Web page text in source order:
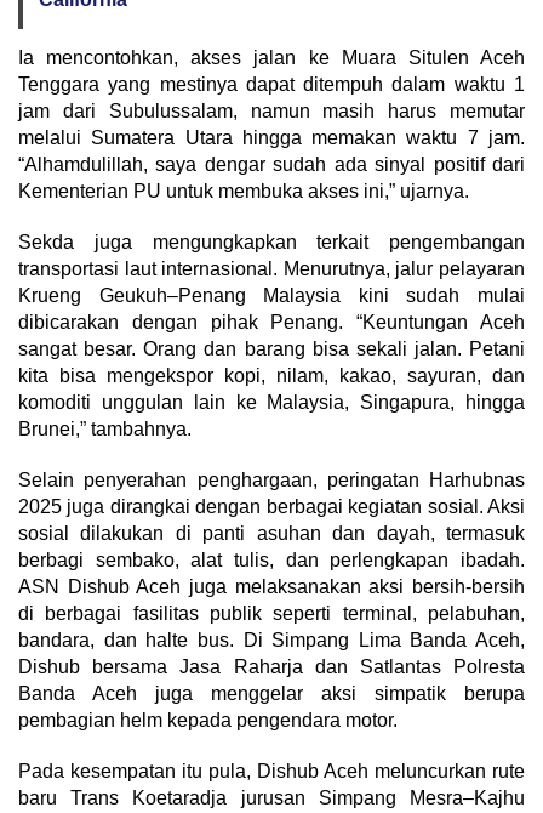
Ia mencontohkan, akses jalan ke Muara Situlen Aceh
Tenggara yang mestinya dapat ditempuh dalam waktu 1
jam dari Subulussalam, namun masih harus memutar
melalui Sumatera Utara hingga memakan waktu 7 jam.
“Alhamdulillah, saya dengar sudah ada sinyal positif dari
Kementerian PU untuk membuka akses ini,” ujarnya.
Sekda juga mengungkapkan terkait pengembangan
transportasi laut internasional. Menurutnya, jalur pelayaran
Krueng Geukuh–Penang Malaysia kini sudah mulai
dibicarakan dengan pihak Penang. “Keuntungan Aceh
sangat besar. Orang dan barang bisa sekali jalan. Petani
kita bisa mengekspor kopi, nilam, kakao, sayuran, dan
komoditi unggulan lain ke Malaysia, Singapura, hingga
Brunei,” tambahnya.
Selain penyerahan penghargaan, peringatan Harhubnas
2025 juga dirangkai dengan berbagai kegiatan sosial. Aksi
sosial dilakukan di panti asuhan dan dayah, termasuk
berbagi sembako, alat tulis, dan perlengkapan ibadah.
ASN Dishub Aceh juga melaksanakan aksi bersih-bersih
di berbagai fasilitas publik seperti terminal, pelabuhan,
bandara, dan halte bus. Di Simpang Lima Banda Aceh,
Dishub bersama Jasa Raharja dan Satlantas Polresta
Banda Aceh juga menggelar aksi simpatik berupa
pembagian helm kepada pengendara motor.
Pada kesempatan itu pula, Dishub Aceh meluncurkan rute
baru Trans Koetaradja jurusan Simpang Mesra–Kajhu